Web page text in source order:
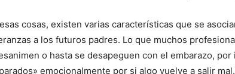
cosas, existen varias características que se
a los futuros padres. Lo que muchos
o hasta se desapeguen con el embarazo,
emocionalmente por si algo vuelve a salir